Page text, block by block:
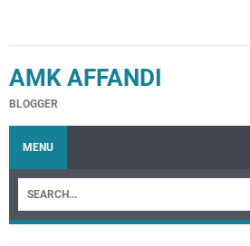
AMK AFFANDI
BLOGGER
MENU